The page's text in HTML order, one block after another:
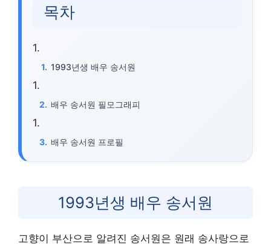
목차
1993년생 배우 송서원
배우 송서원 필모그래피
배우 송서원 프로필
1993년생 배우 송서원
고향이 부산으로 알려진 송서원은 원래 송사랑으로